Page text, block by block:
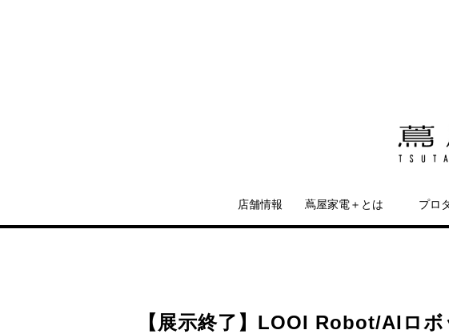
店舗情報 蔦屋家電＋とは プロ
【展示終了】LOOI Robot/AIロボ